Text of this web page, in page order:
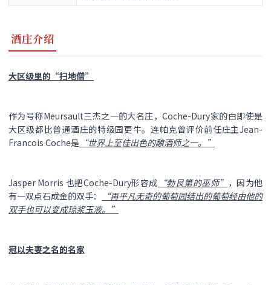
酒庄介绍
大区级里的“扫地僧”
作为号称Meursault三杰之一的大名庄，Coche-Dury家的白即使是
大区级都比普通酒庄的特级园更牛。连帕克曾评价前任庄主Jean-
Francois Coche是 “世界上至佳出色的酿酒师之一。”
Jasper Morris 也把Coche-Dury形容成 “勃艮第的巫师” ，因为他
有一双点石成金的双手：
“再平凡无奇的葡萄园结出的葡萄经由他的
双手也可以变成琼浆玉液。”
冠以夫妻之名的名家